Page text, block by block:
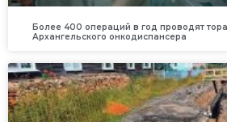
Более 400 операций в год проводят
Архангельского онкодиспансера